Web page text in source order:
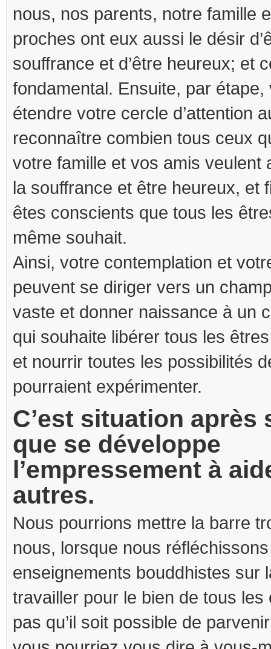
nous, nos parents, notre famille
proches ont eux aussi le désir
souffrance et d’être heureux; et
fondamental. Ensuite, par
étendre votre cercle d’attention
reconnaître combien tous ceux
votre famille et vos amis veulent
la souffrance et être heureux, et
êtes conscients que tous les
même souhait.
Ainsi, votre contemplation et
peuvent se diriger vers un
vaste et donner naissance à un
qui souhaite libérer tous les
et nourrir toutes les possibilités
pourraient expérimenter.
C’est situation après
que se développe
l’empressement à
autres.
Nous pourrions mettre la barre
nous, lorsque nous
enseignements bouddhistes sur
travailler pour le bien de tous
pas qu’il soit possible de